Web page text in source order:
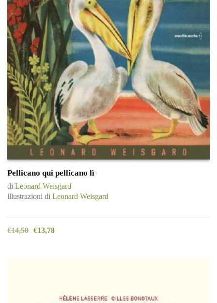
Pellicano qui pellicano lì
di Leonard Weisgard
illustrazioni di Leonard Weisgard
€14,50 €13,78